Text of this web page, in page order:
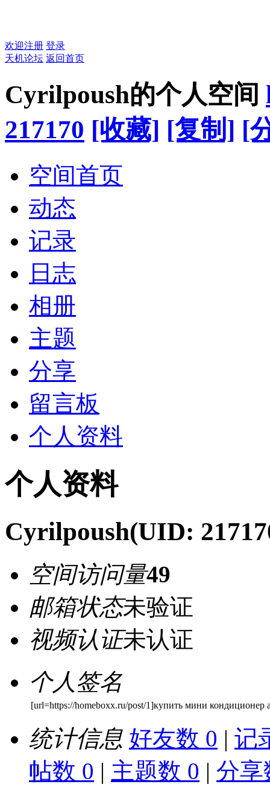
欢迎注册 登录
天机论坛 返回首页
Cyrilpoush的个人空间
217170 [收藏] [复制] [
空间首页
动态
记录
日志
相册
主题
分享
留言板
个人资料
个人资料
Cyrilpoush(UID:
空间访问量49
邮箱状态未验证
视频认证未认证
个人签名
[url=https://homeboxx.ru/post/1]купить мини кондиционер
统计信息 好友数 0 | 记
帖数 0 | 主题数 0 | 分享